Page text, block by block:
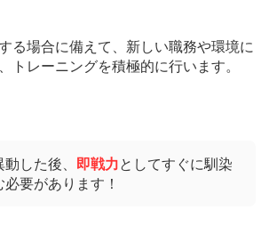
る場合に備えて、新しい職務や環境に
トレーニングを積極的に行います。
動した後、 即戦力としてすぐに馴染
必要があります！